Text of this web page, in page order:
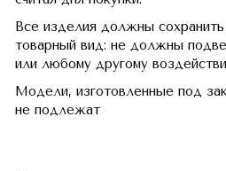
Все изделия должны
товарный вид: не должны
или любому другому
Модели, изготовленные под
не подлежат